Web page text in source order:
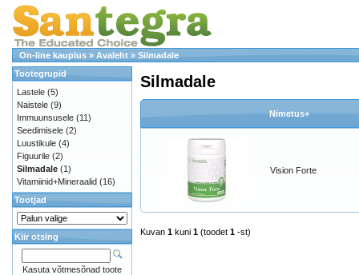
On-line kauplus » Avaleht » Silmadale
Silmadale
Nimetus+
Vision Forte
Kuvan 1 kuni 1 (toodet 1 -st)
Tootegrupid
Lastele (5)
Naistele (9)
Immuunsusele (11)
Seedimisele (2)
Luustikule (4)
Figuurile (2)
Silmadale (1)
Vitamiinid+Mineraalid (16)
Tootjad
Kiir otsing
Kasuta võtmesõnad toote